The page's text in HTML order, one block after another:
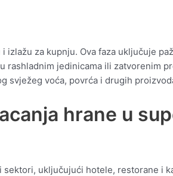
za kupnju. Ova faza uključuje
rashladnim jedinicama ili zatvorenim
svježeg voća, povrća i drugih
hrane u
uključujući hotele, restorane i